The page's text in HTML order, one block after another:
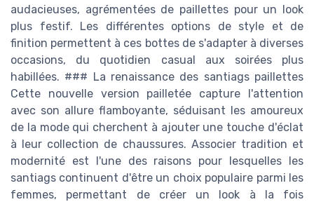
audacieuses, agrémentées de paillettes pour un look
plus festif. Les différentes options de style et de
finition permettent à ces bottes de s'adapter à diverses
occasions, du quotidien casual aux soirées plus
habillées. ### La renaissance des santiags paillettes
Cette nouvelle version pailletée capture l'attention
avec son allure flamboyante, séduisant les amoureux
de la mode qui cherchent à ajouter une touche d'éclat
à leur collection de chaussures. Associer tradition et
modernité est l'une des raisons pour lesquelles les
santiags continuent d'être un choix populaire parmi les
femmes, permettant de créer un look à la fois